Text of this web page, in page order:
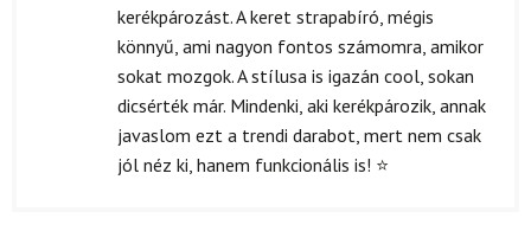
kerékpározást. A keret strapabíró, mégis
könnyű, ami nagyon fontos számomra, amikor
sokat mozgok. A stílusa is igazán cool, sokan
dicsérték már. Mindenki, aki kerékpározik, annak
javaslom ezt a trendi darabot, mert nem csak
jól néz ki, hanem funkcionális is! ⭐